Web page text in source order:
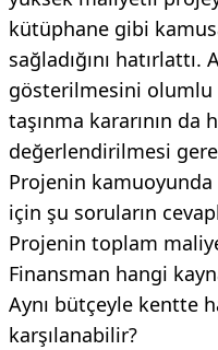
kütüphane gibi
sağladığını hatırlattı.
gösterilmesini olumlu
taşınma kararının da
değerlendirilmesi
Projenin kamuoyunda
için şu soruların
Projenin toplam
Finansman hangi
Aynı bütçeyle kentte
karşılanabilir?